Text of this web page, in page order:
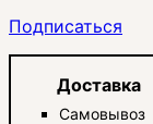
Подписаться
Доставка
Самовывоз